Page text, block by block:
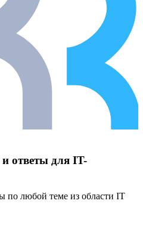
ответы для IT-
по любой теме из области IT